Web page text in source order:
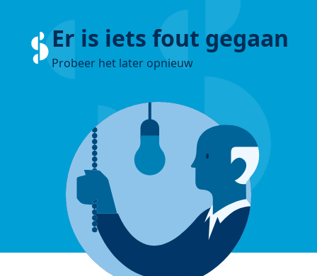
Er is iets fout gegaan
Probeer het later opnieuw